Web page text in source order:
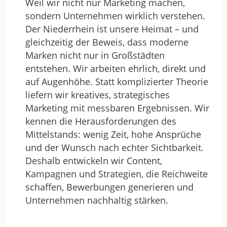
Eine sehr angenehme und professionelle
Beratung Vielen Vielen Dank dafür – klare
Weiterempfehlung für alle die auf der
Suche nach einer sinnvollen Beratung
sind.
Sehr gute Infos, ganz genau auf
meine Bedürfnisse zugeschnitten,
in…
von Marc Wahnemühl · 10. März 2026
Sehr gute Infos, ganz genau auf meine
Bedürfnisse zugeschnitten, in leicht
verständlicher Sprache vermittelt.
sondern Unternehmen wirklich verstehen.
Der Niederrhein ist unsere Heimat – und
gleichzeitig der Beweis, dass moderne
Marken nicht nur in Großstädten
entstehen. Wir arbeiten ehrlich, direkt und
auf Augenhöhe. Statt komplizierter Theorie
liefern wir kreatives, strategisches
Marketing mit messbaren Ergebnissen. Wir
kennen die Herausforderungen des
Mittelstands: wenig Zeit, hohe Ansprüche
und der Wunsch nach echter Sichtbarkeit.
Deshalb entwickeln wir Content,
Kampagnen und Strategien, die Reichweite
schaffen, Bewerbungen generieren und
Unternehmen nachhaltig stärken.